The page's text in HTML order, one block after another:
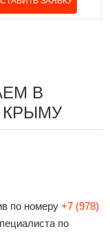
В
по номеру +7 (978)
по